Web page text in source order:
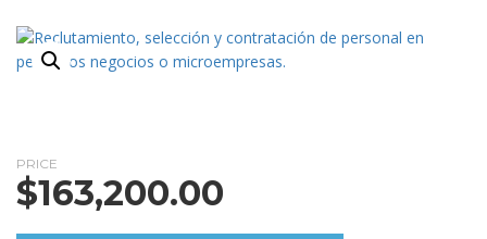
PRICE
$163,200.00